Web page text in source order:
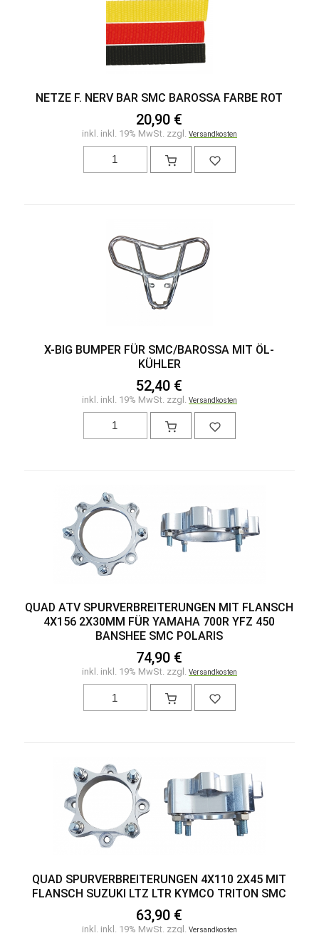
NETZE F. NERV BAR SMC BAROSSA FARBE ROT
20,90 €
inkl. inkl. 19% MwSt. zzgl. Versandkosten
X-BIG BUMPER FÜR SMC/BAROSSA MIT ÖL-
KÜHLER
52,40 €
inkl. inkl. 19% MwSt. zzgl. Versandkosten
QUAD ATV SPURVERBREITERUNGEN MIT FLANSCH
4X156 2X30MM FÜR YAMAHA 700R YFZ 450
BANSHEE SMC POLARIS
74,90 €
inkl. inkl. 19% MwSt. zzgl. Versandkosten
QUAD SPURVERBREITERUNGEN 4X110 2X45 MIT
FLANSCH SUZUKI LTZ LTR KYMCO TRITON SMC
63,90 €
inkl. inkl. 19% MwSt. zzgl. Versandkosten